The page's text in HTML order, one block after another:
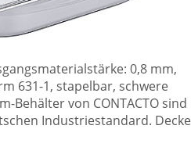
0,8 mm,
631-1, stapelbar, schwere
Behälter von CONTACTO sind
Industriestandard.